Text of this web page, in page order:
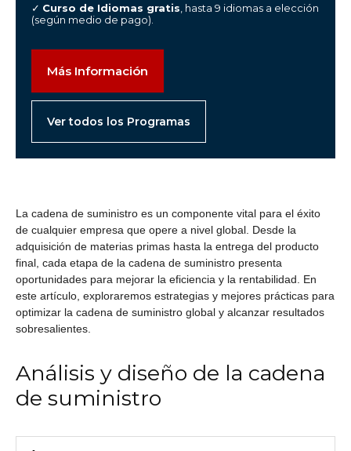
✓ Curso de Idiomas gratis , hasta 9 idiomas a elección
(según medio de pago).
Más Información
Ver todos los Programas
La cadena de suministro es un componente vital para el éxito
de cualquier empresa que opere a nivel global. Desde la
adquisición de materias primas hasta la entrega del producto
final, cada etapa de la cadena de suministro presenta
oportunidades para mejorar la eficiencia y la rentabilidad. En
este artículo, exploraremos estrategias y mejores prácticas para
optimizar la cadena de suministro global y alcanzar resultados
sobresalientes.
Análisis y diseño de la cadena
de suministro